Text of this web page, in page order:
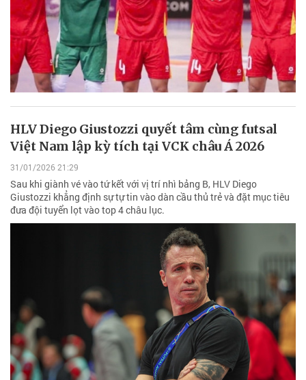
HLV Diego Giustozzi quyết tâm cùng futsal
Việt Nam lập kỳ tích tại VCK châu Á 2026
31/01/2026 21:29
Sau khi giành vé vào tứ kết với vị trí nhì bảng B, HLV Diego
Giustozzi khẳng định sự tự tin vào dàn cầu thủ trẻ và đặt mục tiêu
đưa đội tuyển lọt vào top 4 châu lục.